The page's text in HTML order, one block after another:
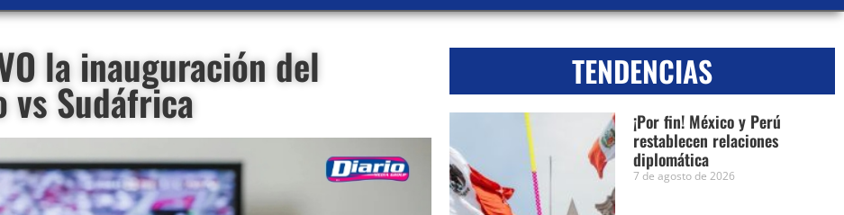
la inauguración del
vs Sudáfrica
TENDENCIAS
¡Por fin! México y Perú
restablecen relaciones
diplomática
7 de agosto de 2026